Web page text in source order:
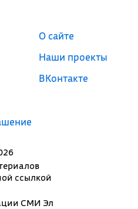
ссылкой
СМИ Эл
О сайте
Наши проекты
ВКонтакте